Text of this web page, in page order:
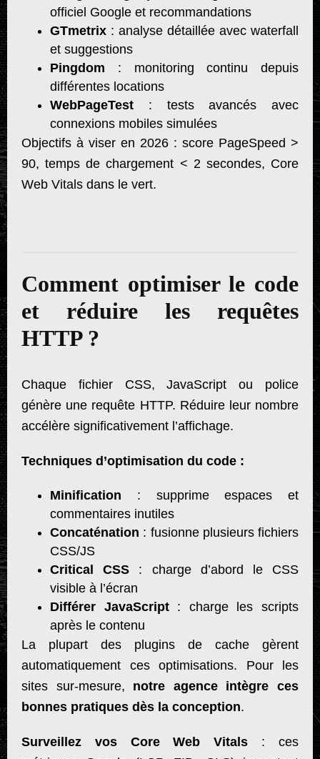
officiel Google et recommandations
GTmetrix : analyse détaillée avec waterfall
et suggestions
Pingdom : monitoring continu depuis
différentes locations
WebPageTest : tests avancés avec
connexions mobiles simulées
Objectifs à viser en 2026 : score PageSpeed >
90, temps de chargement < 2 secondes, Core
Web Vitals dans le vert.
Comment optimiser le code
et réduire les requêtes
HTTP ?
Chaque fichier CSS, JavaScript ou police
génère une requête HTTP. Réduire leur nombre
accélère significativement l’affichage.
Techniques d’optimisation du code :
Minification : supprime espaces et
commentaires inutiles
Concaténation : fusionne plusieurs fichiers
CSS/JS
Critical CSS : charge d’abord le CSS
visible à l’écran
Différer JavaScript: charge les scripts
après le contenu
La plupart des plugins de cache gèrent
automatiquement ces optimisations. Pour les
sites sur-mesure, notre agence intègre ces
bonnes pratiques dès la conception.
Surveillez vos Core Web Vitals : ces